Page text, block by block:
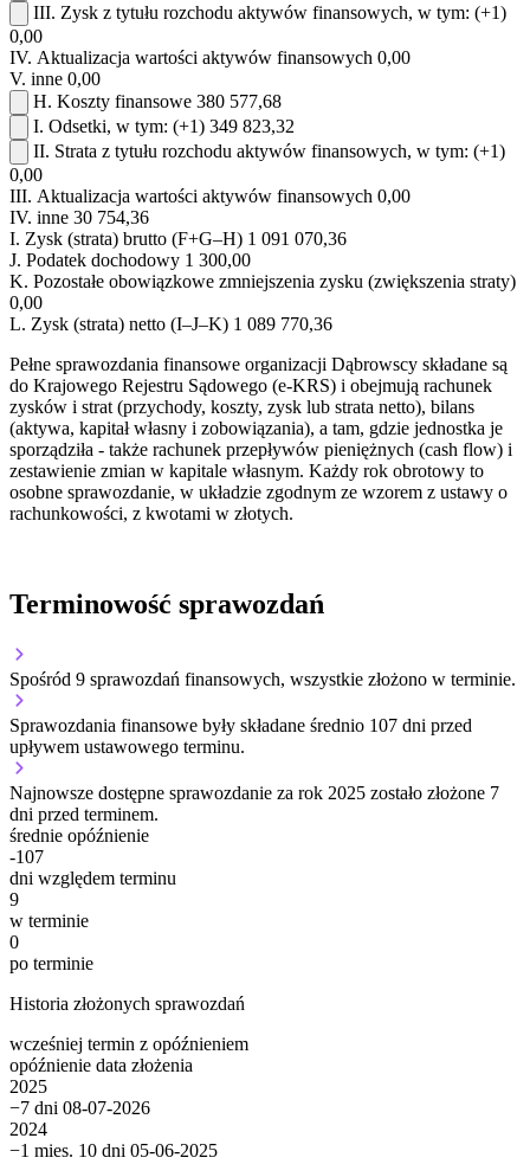
III. Zysk z tytułu rozchodu aktywów finansowych, w tym: (+1)
0,00
IV. Aktualizacja wartości aktywów finansowych 0,00
V. inne 0,00
H. Koszty finansowe 380 577,68
I. Odsetki, w tym: (+1) 349 823,32
II. Strata z tytułu rozchodu aktywów finansowych, w tym: (+1)
0,00
III. Aktualizacja wartości aktywów finansowych 0,00
IV. inne 30 754,36
I. Zysk (strata) brutto (F+G–H) 1 091 070,36
J. Podatek dochodowy 1 300,00
K. Pozostałe obowiązkowe zmniejszenia zysku (zwiększenia straty)
0,00
L. Zysk (strata) netto (I–J–K) 1 089 770,36
Pełne sprawozdania finansowe organizacji Dąbrowscy składane są
do Krajowego Rejestru Sądowego (e-KRS) i obejmują rachunek
zysków i strat (przychody, koszty, zysk lub strata netto), bilans
(aktywa, kapitał własny i zobowiązania), a tam, gdzie jednostka je
sporządziła - także rachunek przepływów pieniężnych (cash flow) i
zestawienie zmian w kapitale własnym. Każdy rok obrotowy to
osobne sprawozdanie, w układzie zgodnym ze wzorem z ustawy o
rachunkowości, z kwotami w złotych.
Terminowość sprawozdań
Spośród 9 sprawozdań finansowych, wszystkie złożono w terminie.
Sprawozdania finansowe były składane średnio 107 dni przed
upływem ustawowego terminu.
Najnowsze dostępne sprawozdanie za rok 2025 zostało złożone 7
dni przed terminem.
średnie opóźnienie
-107
dni względem terminu
9
w terminie
0
po terminie
Historia złożonych sprawozdań
wcześniej termin z opóźnieniem
opóźnienie data złożenia
2025
−7 dni 08-07-2026
2024
−1 mies. 10 dni 05-06-2025